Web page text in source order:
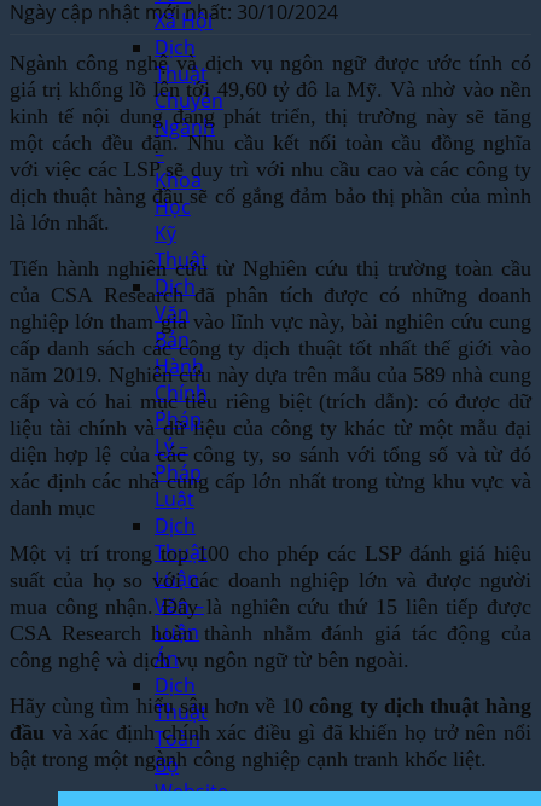
Xã Hội
Dịch
Thuật
Chuyên
Ngành
–
Khoa
Học
Kỹ
Thuật
Dịch
Văn
Bản
Hành
Chính
Pháp
Lý –
Pháp
Luật
Dịch
Thuật
Luận
Văn –
Luận
Án
Dịch
Thuật
Toàn
Bộ
Website
Ngày cập nhật mới nhất: 30/10/2024
Ngành công nghệ và dịch vụ ngôn ngữ được ước tính có
giá trị khổng lồ lên tới 49,60 tỷ đô la Mỹ. Và nhờ vào nền
kinh tế nội dungđang phát triển, thị trường này sẽ tăng
một cách đều đặn. Nhu cầu kết nối toàn cầu đồng nghĩa
với việc các LSP sẽ duy trì với nhu cầu cao và các công ty
dịch thuật hàng đầu sẽ cố gắng đảm bảo thị phần của mình
là lớn nhất.
Tiến hành nghiên cứu từ Nghiên cứu thị trường toàn cầu
của CSA Research đã phân tích được có những doanh
nghiệp lớn tham gia vào lĩnh vực này, bài nghiên cứu cung
cấp danh sách các công ty dịch thuật tốt nhất thế giới vào
năm 2019. Nghiên cứu này dựa trên mẫu của 589 nhà cung
cấp và có hai mục tiêu riêng biệt (trích dẫn): có được dữ
liệu tài chính và dữ liệu của công ty khác từ một mẫu đại
diện hợp lệ của các công ty, so sánh với tổng số và từ đó
xác định các nhà cung cấp lớn nhất trong từng khu vực và
danh mục
Một vị trí trong top 100 cho phép các LSP đánh giá hiệu
suất của họ so với các doanh nghiệp lớn và được người
mua công nhận. Đây là nghiên cứu thứ 15 liên tiếp được
CSA Research hoàn thành nhằm đánh giá tác động của
công nghệ và dịch vụ ngôn ngữ từ bên ngoài.
Hãy cùng tìm hiểu sâu hơn về 10 công ty dịch thuật hàng
đầu và xác định chính xác điều gì đã khiến họ trở nên nổi
bật trong một ngành công nghiệp cạnh tranh khốc liệt.